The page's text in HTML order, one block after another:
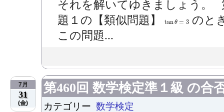
それを解いてゆきましょう。
題１の【類似問題】
tanθ = 3
tan =
のと
この問題...
7月
31
(金)
第460回 数学検定準１級 の合
カテゴリー 数学検定